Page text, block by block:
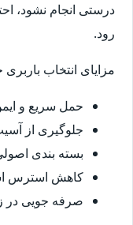
درستی انجام نشود،
رود.
مزایای انتخاب
حمل سریع و
جلوگیری از
بسته بندی
کاهش استرس
صرفه جویی در